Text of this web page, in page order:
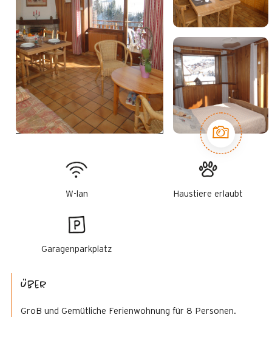
W-lan Haustiere erlaubt
Garagenparkplatz
Über
GroB und Gemütliche Ferienwohnung für 8 Personen.